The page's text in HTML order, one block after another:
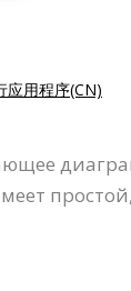
应用程序(CN)